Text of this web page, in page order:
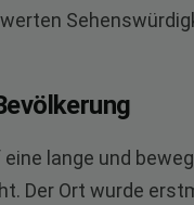
lange und
Der Ort wurde